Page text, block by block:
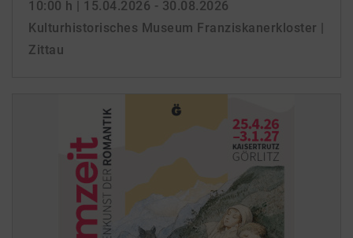
10:00 h | 15.04.2026 - 30.08.2026
Kulturhistorisches Museum Franziskanerkloster |
Zittau